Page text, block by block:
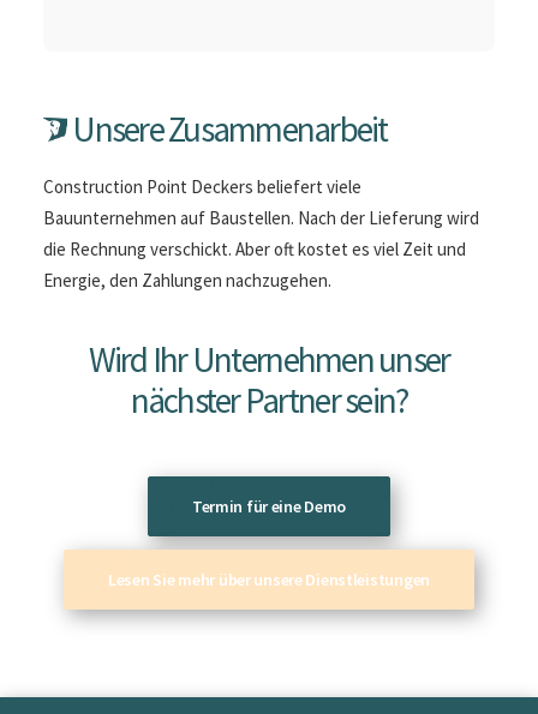
Unsere Zusammenarbeit
Construction Point Deckers beliefert viele
Bauunternehmen auf Baustellen. Nach der Lieferung wird
die Rechnung verschickt. Aber oft kostet es viel Zeit und
Energie, den Zahlungen nachzugehen.
Wird Ihr Unternehmen unser
nächster Partner sein?
Termin für eine Demo
Lesen Sie mehr über unsere Dienstleistungen